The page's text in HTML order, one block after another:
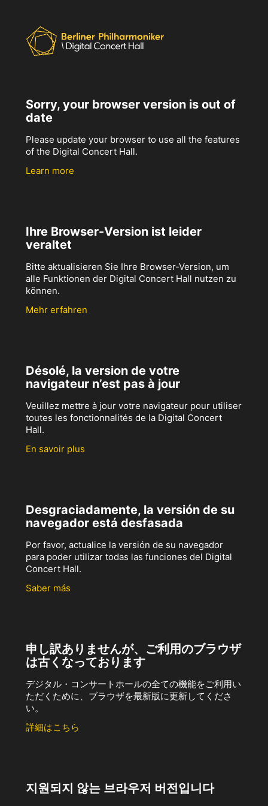
Sorry, your browser version is out of
date
Please update your browser to use all the features
of the Digital Concert Hall.
Learn more
Ihre Browser-Version ist leider
veraltet
Bitte aktualisieren Sie Ihre Browser-Version, um
alle Funktionen der Digital Concert Hall nutzen zu
können.
Mehr erfahren
Désolé, la version de votre
navigateur n’est pas à jour
Veuillez mettre à jour votre navigateur pour utiliser
toutes les fonctionnalités de la Digital Concert
Hall.
En savoir plus
Desgraciadamente, la versión de su
navegador está desfasada
Por favor, actualice la versión de su navegador
para poder utilizar todas las funciones del Digital
Concert Hall.
Saber más
申し訳ありませんが、ご利用のブラウザ
は古くなっております
デジタル・コンサートホールの全ての機能をご利用い
ただくために、ブラウザを最新版に更新してくださ
い。
詳細はこちら
지원되지 않는 브라우저 버전입니다